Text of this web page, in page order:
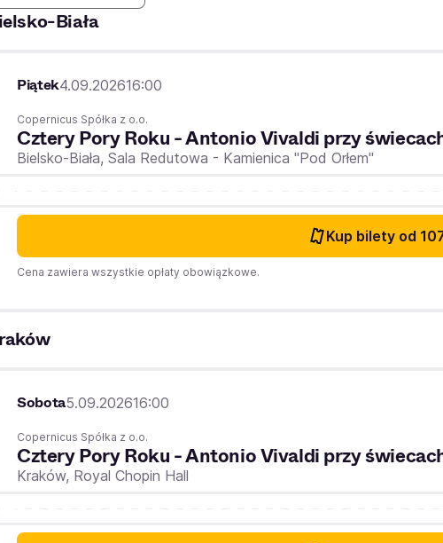
Biała
Piątek4.09.202616:00
Copernicus Spółka z o.o.
Cztery Pory Roku - Antonio Vivaldi przy
Bielsko-Biała, Sala Redutowa - Kamienica "Pod Orłem"
Kup bilety od
Cena zawiera wszystkie opłaty obowiązkowe.
Sobota5.09.202616:00
Copernicus Spółka z o.o.
Cztery Pory Roku - Antonio Vivaldi przy
Kraków, Royal Chopin Hall